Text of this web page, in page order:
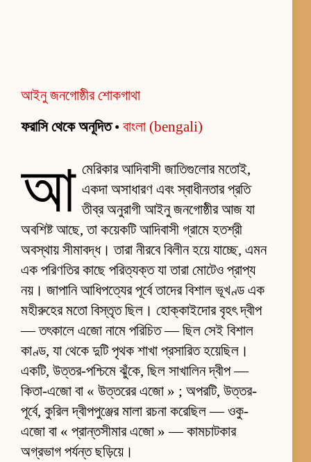
আইনু জনগোষ্ঠীর শোকগাথা
ফরাসি থেকে অনূদিত• বাংলা (bengali)
আ মেরিকার আদিবাসী জাতিগুলোর মতোই,
একদা অসাধারণ এবং স্বাধীনতার প্রতি
তীব্র অনুরাগী আইনু জনগোষ্ঠীর আজ যা
অবশিষ্ট আছে, তা কয়েকটি আদিবাসী গ্রামে হতশ্রী
অবস্থায় সীমাবদ্ধ। তারা নীরবে বিলীন হয়ে যাচ্ছে, এমন
এক পরিণতির কাছে পরিত্যক্ত যা তারা মোটেও প্রাপ্য
নয়। জাপানি আধিপত্যের পূর্বে তাদের বিশাল ভূখণ্ড এক
মহীরুহের মতো বিস্তৃত ছিল। হোক্কাইদোর বৃহৎ দ্বীপ
— তৎকালে এজো নামে পরিচিত — ছিল সেই বিশাল
কাণ্ড, যা থেকে দুটি পৃথক শাখা প্রসারিত হয়েছিল।
একটি, উত্তর-পশ্চিমে ঝুঁকে, ছিল সাখালিন দ্বীপ —
কিতা-এজো বা « উত্তরের এজো » ; অপরটি, উত্তর-
পূর্বে, কুরিল দ্বীপপুঞ্জের মালা রচনা করেছিল — ওকু-
এজো বা « প্রান্তসীমার এজো » — কামচাটকার
অগ্রভাগ পর্যন্ত ছড়িয়ে।